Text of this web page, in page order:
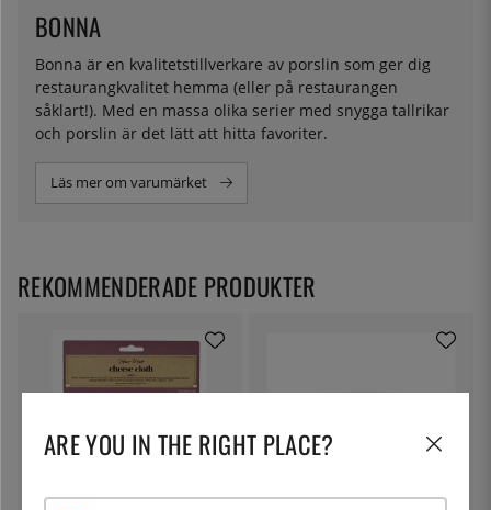
Bonna är en kvalitetstillverkare av porslin som ger dig
restaurangkvalitet hemma (eller på restaurangen
såklart!). Med en massa olika serier med snygga tallrikar
och porslin är det lätt att hitta favoriter.
BONNA
Läs mer om varumärket
REKOMMENDERADE PRODUKTER
ARE YOU IN THE RIGHT PLACE?